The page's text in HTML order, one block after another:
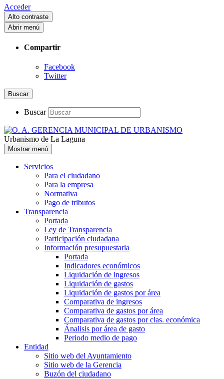
Acceder
Alto contraste
Abrir menú
Compartir
Facebook
Twitter
Buscar
Buscar
Urbanismo de La Laguna
Mostrar menú
Servicios
Para el ciudadano
Para la empresa
Normativa
Pago de tributos
Transparencia
Portada
Ley de Transparencia
Participación ciudadana
Información presupuestaria
Portada
Indicadores económicos
Liquidación de ingresos
Liquidación de gastos
Liquidación de gastos por área
Comparativa de ingresos
Comparativa de gastos por área
Comparativa de gastos por clas. económica
Ánalisis por área de gasto
Periodo medio de pago
Entidad
Sitio web del Ayuntamiento
Sitio web de la Gerencia
Buzón del ciudadano